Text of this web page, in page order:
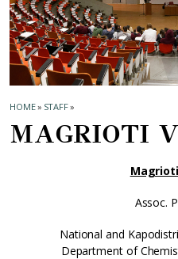
HOME» STAFF»
MAGRIOTI
Assoc.
National and
Department of